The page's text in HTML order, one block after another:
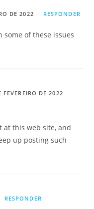
DE 2022 RESPONDER
some of these issues
FEVEREIRO DE 2022
at this web site, and
up posting such
RESPONDER